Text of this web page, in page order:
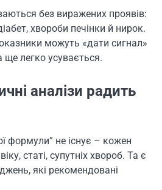
без виражених проявів:
хвороби печінки й нирок.
можуть «дати сигнал»
ще легко усувається.
аналізи радить
формули” не існує – кожен
статі, супутніх хвороб. Та є
які рекомендовані